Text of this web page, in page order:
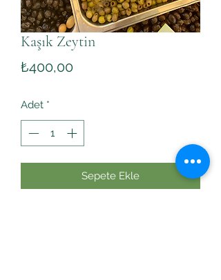
Kaşık Zeytin
₺400,00Fiyat
Adet *
Sepete Ekle